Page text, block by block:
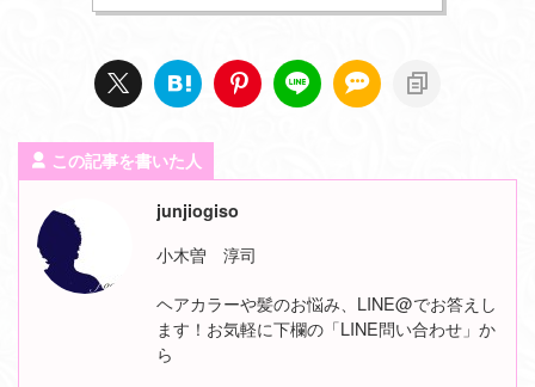
この記事を書いた人
junjiogiso
小木曽 淳司
ヘアカラーや髪のお悩み、LINE@でお答えし
ます！お気軽に下欄の「LINE問い合わせ」か
ら